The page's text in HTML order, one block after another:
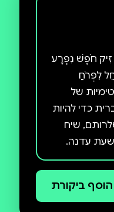
חֹפֶשׁ נִפְרָע
לִפְרֹחַ
של
כדי להיות
שיח
שעת עדנה.
לחיות
אם הוא אוהב
חופשי להיות
הוסף ביקורת